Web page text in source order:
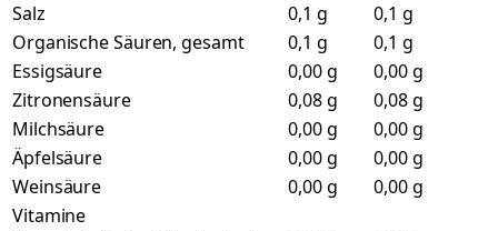
Salz
0,1 g
0,1 g
Organische Säuren, gesamt
0,1 g
0,1 g
Essigsäure
0,00 g
0,00 g
Zitronensäure
0,08 g
0,08 g
Milchsäure
0,00 g
0,00 g
Äpfelsäure
0,00 g
0,00 g
Weinsäure
0,00 g
0,00 g
Vitamine